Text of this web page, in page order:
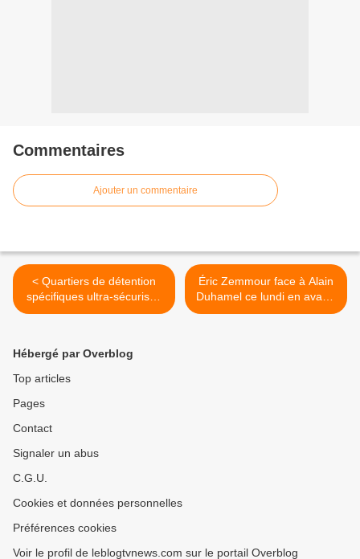
Commentaires
Ajouter un commentaire
< Quartiers de détention
spécifiques ultra-sécurisés
pour détenus radicalisés :
Éric Zemmour face à Alain
Duhamel ce lundi en avant-
soirée sur BFMTV. >
Hébergé par Overblog
Top articles
Pages
Contact
Signaler un abus
C.G.U.
Cookies et données personnelles
Préférences cookies
Voir le profil de leblogtvnews.com sur le portail Overblog